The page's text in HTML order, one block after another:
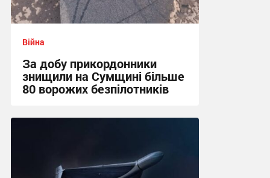
Війна
За добу прикордонники
знищили на Сумщині більше
80 ворожих безпілотників